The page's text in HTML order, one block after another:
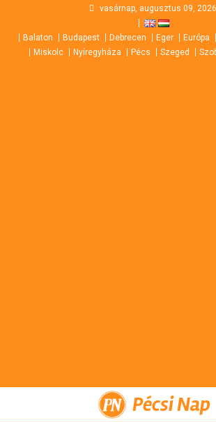
content
vasárnap, augusztus 09, 2026
Balaton Budapest Debrecen Eger Európa
Miskolc
Nyíregyháza Pécs Szeged
Pécsi Nap